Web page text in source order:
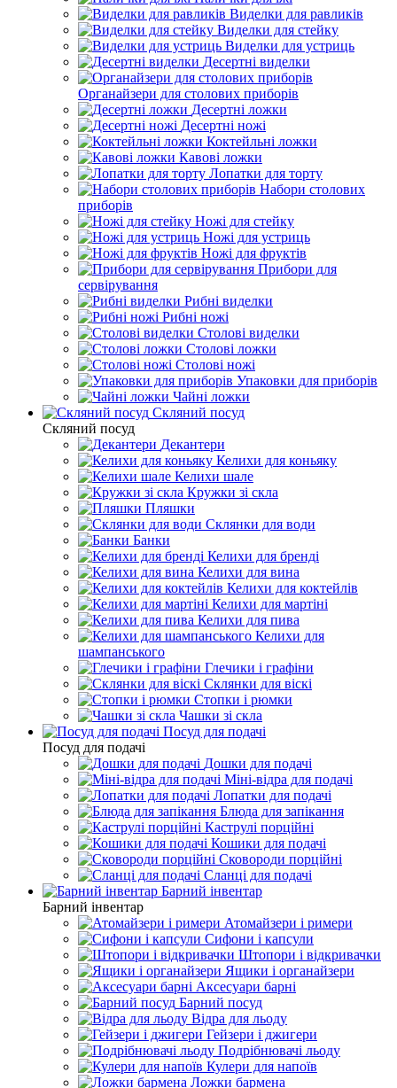
Виделки для равликів
Виделки для стейку
Виделки для устриць
Десертні виделки
Органайзери для столових приборів
Десертні ложки
Десертні ножі
Коктейльні ложки
Кавові ложки
Лопатки для торту
Набори столових
приборів
Ножі для стейку
Ножі для устриць
Ножі для фруктів
Прибори для
сервірування
Рибні виделки
Рибні ножі
Столові виделки
Столові ложки
Столові ножі
Упаковки для приборів
Чайні ложки
Скляний посуд
Скляний посуд
Декантери
Келихи для коньяку
Келихи шале
Кружки зі скла
Пляшки
Склянки для води
Банки
Келихи для бренді
Келихи для вина
Келихи для коктейлів
Келихи для мартіні
Келихи для пива
Келихи для
шампанського
Глечики і графіни
Склянки для віскі
Стопки і рюмки
Чашки зі скла
Посуд для подачі
Посуд для подачі
Дошки для подачі
Міні-відра для подачі
Лопатки для подачі
Блюда для запікання
Каструлі порційні
Кошики для подачі
Сковороди порційні
Сланці для подачі
Барний інвентар
Барний інвентар
Атомайзери і римери
Сифони і капсули
Штопори і відкривачки
Ящики і органайзери
Аксесуари барні
Барний посуд
Відра для льоду
Гейзери і джигери
Подрібнювачі льоду
Кулери для напоїв
Ложки бармена